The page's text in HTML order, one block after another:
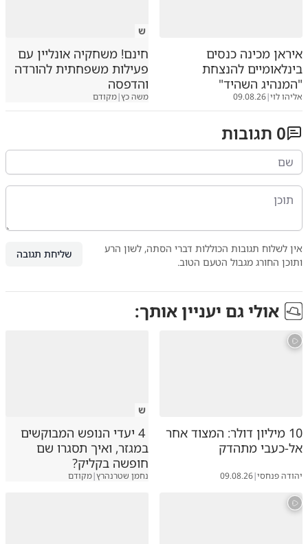
איראן מכינה כנסים
בינלאומיים להנצחת
"המנהיג השהיד"
אליהו לוי|
09.08.26
ש
חינם! משחקיה אונליין עם
פעילות משפחתית להורדה
והדפסה
משה כץ|מקודם
0 תגובות
אין לשלוח תגובות הכוללות דברי הסתה, לשון הרע
ותוכן החורג מגבול הטעם הטוב.
שליחת תגובה
אולי גם יעניין אותך:
10 מיליון דולר: המצוד אחר
אל-כעבי מתהדק
יהודה פנחסי|
09.08.26
ש
4 יעדי הנופש המבוקשים
במגזר, ואיך תסגרו שם
חופשה בקליק?
נחמן שטרנהרץ|מקודם